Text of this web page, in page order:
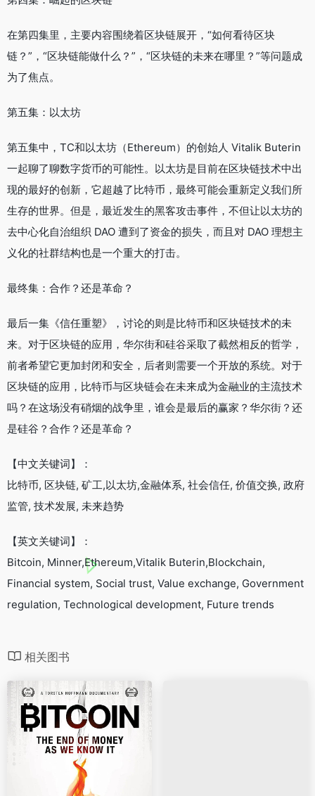
在第四集里，主要内容围绕着区块链展开，“如何看待区块
链？”，“区块链能做什么？”，“区块链的未来在哪里？”等问题成
为了焦点。
第五集：以太坊
第五集中，TC和以太坊（Ethereum）的创始人 Vitalik Buterin
一起聊了聊数字货币的可能性。以太坊是目前在区块链技术中出
现的最好的创新，它超越了比特币，最终可能会重新定义我们所
生存的世界。但是，最近发生的黑客攻击事件，不但让以太坊的
去中心化自治组织 DAO 遭到了资金的损失，而且对 DAO 理想主
义化的社群结构也是一个重大的打击。
最终集：合作？还是革命？
最后一集《信任重塑》，讨论的则是比特币和区块链技术的未
来。对于区块链的应用，华尔街和硅谷采取了截然相反的哲学，
前者希望它更加封闭和安全，后者则需要一个开放的系统。对于
区块链的应用，比特币与区块链会在未来成为金融业的主流技术
吗？在这场没有硝烟的战争里，谁会是最后的赢家？华尔街？还
是硅谷？合作？还是革命？
【中文关键词】：
比特币, 区块链, 矿工,以太坊,金融体系, 社会信任, 价值交换, 政府
监管, 技术发展, 未来趋势
【英文关键词】：
Bitcoin, Minner,Ethereum,Vitalik Buterin,Blockchain,
Financial system, Social trust, Value exchange, Government
regulation, Technological development, Future trends
相关图书